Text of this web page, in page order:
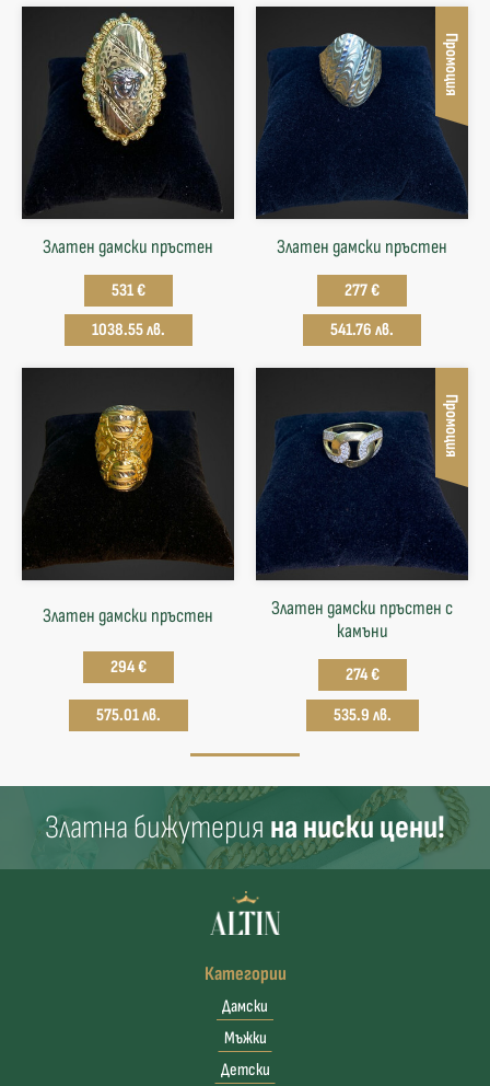
Златен дамски пръстен
531 €
1038.55 лв.
Промоция
Златен дамски пръстен
277 €
541.76 лв.
Златен дамски пръстен
294 €
575.01 лв.
Промоция
Златен дамски пръстен с
камъни
274 €
535.9 лв.
Златна бижутерия на ниски цени!
Категории
Дамски
Мъжки
Детски